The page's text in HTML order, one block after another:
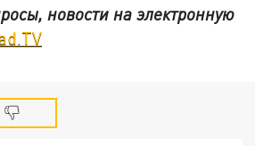
новости на электронную